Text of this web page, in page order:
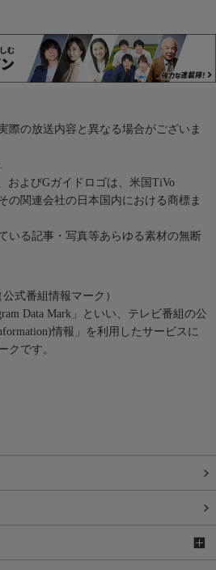
際の放送内容と異なる場合がございま
およびGガイドロゴは、米国TiVo
の関連会社の日本国内における商標ま
いる記事・写真等あらゆる素材の無断
式番組情報マーク）
Data Mark」といい、テレビ番組の公
情報」を利用したサービスに
クです。